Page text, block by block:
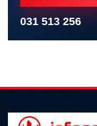
031 513 256